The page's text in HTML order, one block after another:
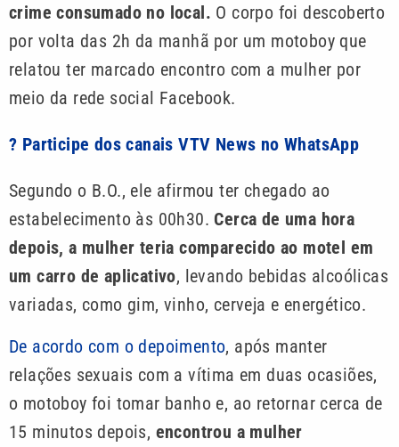
crime consumado no local. O corpo foi descoberto
por volta das 2h da manhã por um motoboy que
relatou ter marcado encontro com a mulher por
meio da rede social Facebook.
? Participe dos canais VTV News no WhatsApp
Segundo o B.O., ele afirmou ter chegado ao
estabelecimento às 00h30. Cerca de uma hora
depois, a mulher teria comparecido ao motel em
um carro de aplicativo, levando bebidas alcoólicas
variadas, como gim, vinho, cerveja e energético.
De acordo com o depoimento, após manter
relações sexuais com a vítima em duas ocasiões,
o motoboy foi tomar banho e, ao retornar cerca de
15 minutos depois, encontrou a mulher